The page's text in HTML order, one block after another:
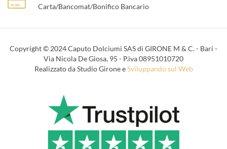
Carta/Bancomat/Bonifico Bancario
Copyright © 2024 Caputo Dolciumi SAS di GIRONE M & C. - Bari -
Via Nicola De Giosa, 95 - P.iva 08951010720
Realizzato da Studio Girone eSviluppando sul Web